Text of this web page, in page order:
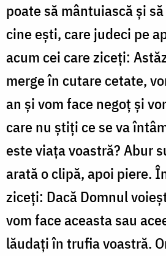
poate să mântuiască și
cine ești, care judeci pe
acum cei care ziceți:
merge în cutare cetate,
an și vom face negoț și
care nu știți ce se va
este viața voastră? Abur
arată o clipă, apoi piere.
ziceți: Dacă Domnul
vom face aceasta sau
lăudați în trufia voastră.